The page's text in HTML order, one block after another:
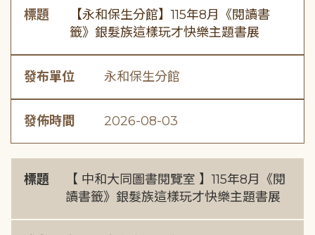
標題
【永和保生分館】115年8月《閱讀書
籤》銀髮族這樣玩才快樂主題書展
發布單位 永和保生分館
發佈時間 2026-08-03
標題
【 中和大同圖書閱覽室 】115年8月《閱
讀書籤》銀髮族這樣玩才快樂主題書展